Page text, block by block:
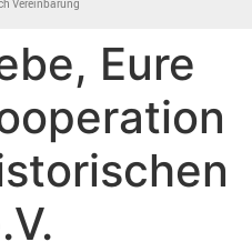
Vereinbarung
Eure